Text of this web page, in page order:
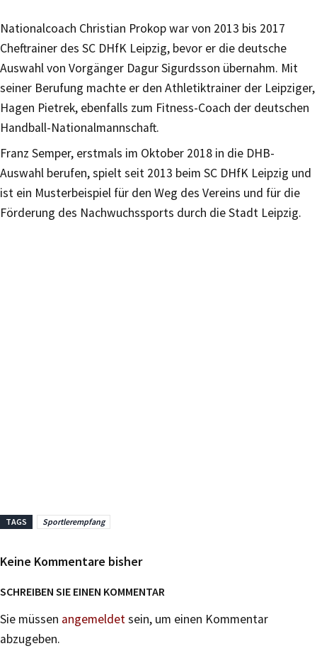
Nationalcoach Christian Prokop war von 2013 bis 2017
Cheftrainer des SC DHfK Leipzig, bevor er die deutsche
Auswahl von Vorgänger Dagur Sigurdsson übernahm. Mit
seiner Berufung machte er den Athletiktrainer der Leipziger,
Hagen Pietrek, ebenfalls zum Fitness-Coach der deutschen
Handball-Nationalmannschaft.
Franz Semper, erstmals im Oktober 2018 in die DHB-
Auswahl berufen, spielt seit 2013 beim SC DHfK Leipzig und
ist ein Musterbeispiel für den Weg des Vereins und für die
Förderung des Nachwuchssports durch die Stadt Leipzig.
TAGS Sportlerempfang
Keine Kommentare bisher
SCHREIBEN SIE EINEN KOMMENTAR
Sie müssen angemeldetsein, um einen Kommentar
abzugeben.